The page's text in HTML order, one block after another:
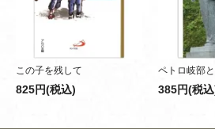
この子を残して
825円(税込)
ペトロ岐部
385円(税